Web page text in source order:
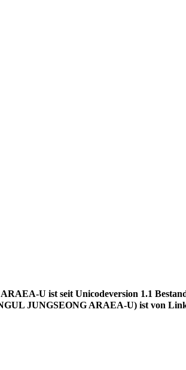
U ist seit Unicodeversion 1.1
JUNGSEONG ARAEA-U) ist von